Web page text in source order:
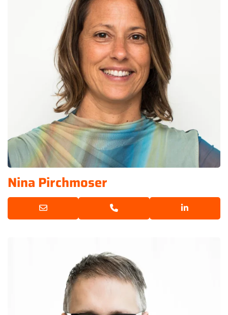
Nina Pirchmoser